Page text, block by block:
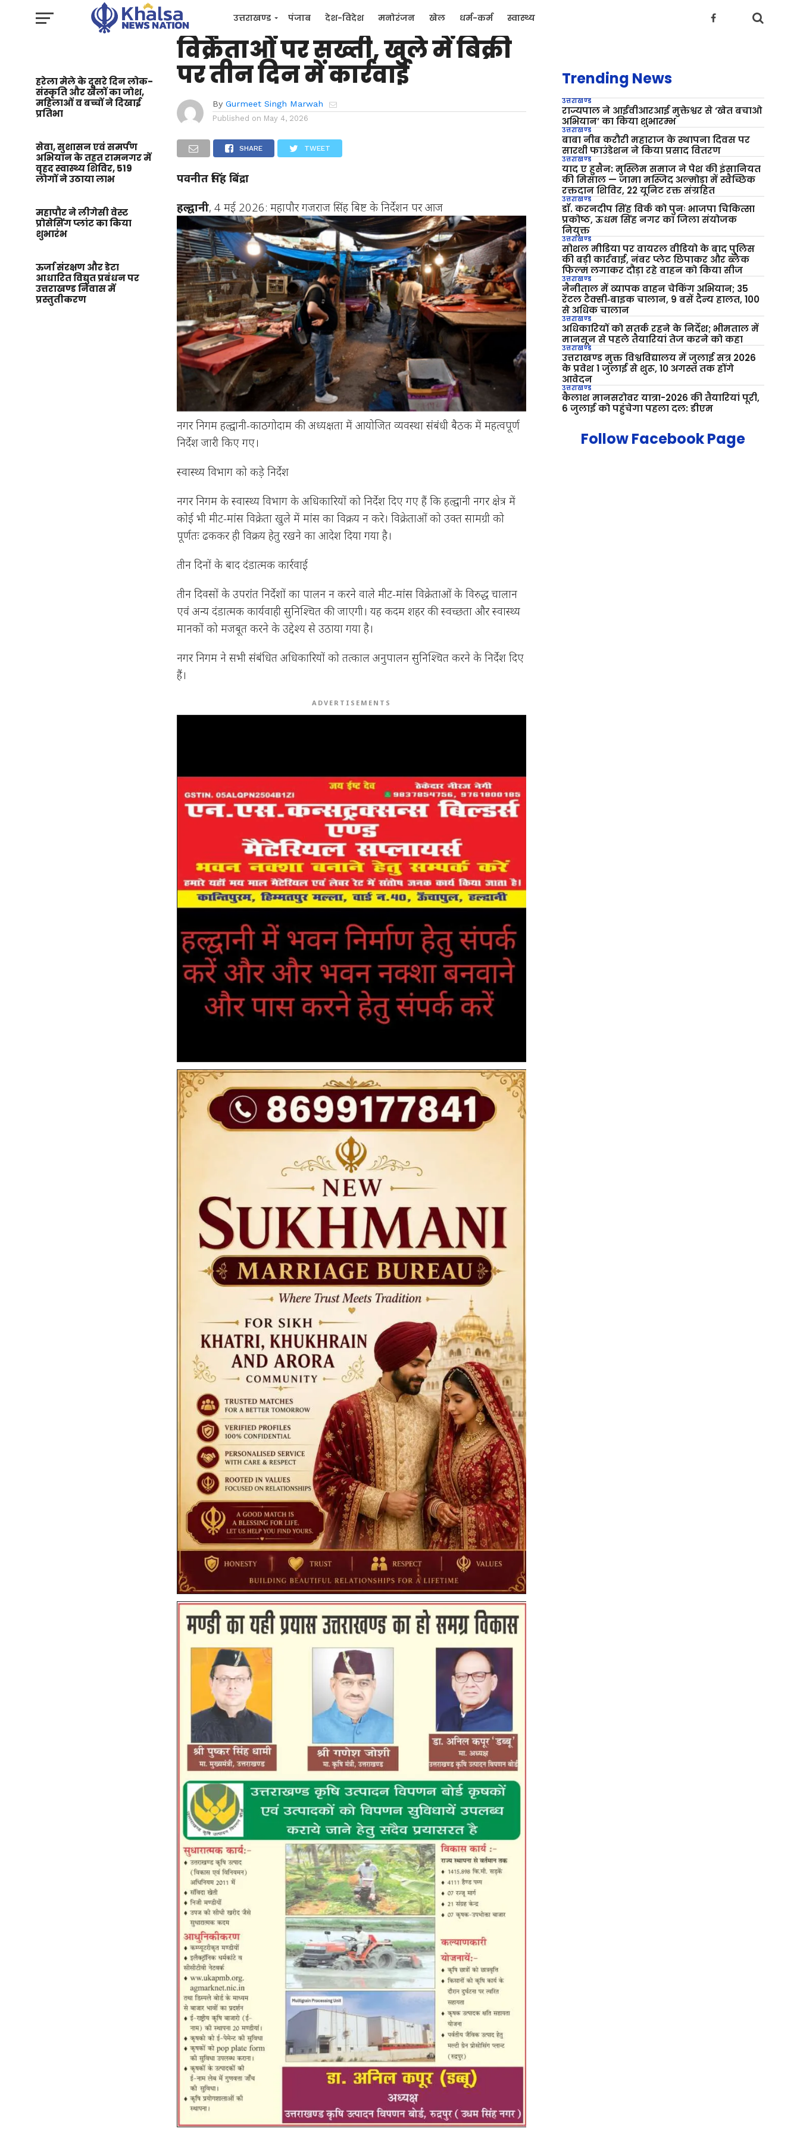
उत्तराखण्ड पंजाब देश-विदेश मनोरंजन खेल धर्म-कर्म स्वास्थ्य
प्रशासनिक जन मुद्दे
हरेला मेले के दूसरे दिन लोक-
संस्कृति और खेलों का जोश,
महिलाओं व बच्चों ने दिखाई
प्रतिभा
सेवा, सुशासन एवं समर्पण
अभियान के तहत रामनगर में
वृहद स्वास्थ्य शिविर, 519
लोगों ने उठाया लाभ
महापौर ने लीगेसी वेस्ट
प्रोसेसिंग प्लांट का किया
शुभारंभ
ऊर्जा संरक्षण और डेटा
आधारित विद्युत प्रबंधन पर
उत्तराखण्ड निवास में
प्रस्तुतीकरण
हल्द्वानी नगर निगम: मीट-मांस
विक्रेताओं पर सख्ती, खुले में बिक्री
पर तीन दिन में कार्रवाई
By Gurmeet Singh Marwah
Published on May 4, 2026
SHARE TWEET
पवनीत सिंह बिंद्रा
हल्द्वानी, 4 मई 2026: महापौर गजराज सिंह बिष्ट के निर्देशन पर आज
नगर निगम हल्द्वानी-काठगोदाम की अध्यक्षता में आयोजित व्यवस्था संबंधी बैठक में महत्वपूर्ण
निर्देश जारी किए गए।
स्वास्थ्य विभाग को कड़े निर्देश
नगर निगम के स्वास्थ्य विभाग के अधिकारियों को निर्देश दिए गए हैं कि हल्द्वानी नगर क्षेत्र में
कोई भी मीट-मांस विक्रेता खुले में मांस का विक्रय न करे। विक्रेताओं को उक्त सामग्री को
पूर्णतः ढककर ही विक्रय हेतु रखने का आदेश दिया गया है।
तीन दिनों के बाद दंडात्मक कार्रवाई
तीन दिवसों के उपरांत निर्देशों का पालन न करने वाले मीट-मांस विक्रेताओं के विरुद्ध चालान
एवं अन्य दंडात्मक कार्यवाही सुनिश्चित की जाएगी। यह कदम शहर की स्वच्छता और स्वास्थ्य
मानकों को मजबूत करने के उद्देश्य से उठाया गया है।
नगर निगम ने सभी संबंधित अधिकारियों को तत्काल अनुपालन सुनिश्चित करने के निर्देश दिए
हैं।
ADVERTISEMENTS
Trending News
उत्तराखण्ड
राज्यपाल ने आईवीआरआई मुक्तेश्वर से ‘खेत बचाओ
अभियान’ का किया शुभारम्भ
उत्तराखण्ड
बाबा नीब करौरी महाराज के स्थापना दिवस पर
सारथी फाउंडेशन ने किया प्रसाद वितरण
उत्तराखण्ड
याद ए हुसैन: मुस्लिम समाज ने पेश की इंसानियत
की मिसाल — जामा मस्जिद अल्मोड़ा में स्वैच्छिक
रक्तदान शिविर, 22 यूनिट रक्त संग्रहित
उत्तराखण्ड
डॉ. करनदीप सिंह विर्क को पुनः भाजपा चिकित्सा
प्रकोष्ठ, ऊधम सिंह नगर का जिला संयोजक
नियुक्त
उत्तराखण्ड
सोशल मीडिया पर वायरल वीडियो के बाद पुलिस
की बड़ी कार्रवाई, नंबर प्लेट छिपाकर और ब्लैक
फिल्म लगाकर दौड़ा रहे वाहन को किया सीज
उत्तराखण्ड
नैनीताल में व्यापक वाहन चेकिंग अभियान; 35
रेंटल टैक्सी‑बाइक चालान, 9 बसें दैन्य हालत, 100
से अधिक चालान
उत्तराखण्ड
अधिकारियों को सतर्क रहने के निर्देश; भीमताल में
मानसून से पहले तैयारियां तेज करने को कहा
उत्तराखण्ड
उत्तराखण्ड मुक्त विश्वविद्यालय में जुलाई सत्र 2026
के प्रवेश 1 जुलाई से शुरू, 10 अगस्त तक होंगे
आवेदन
उत्तराखण्ड
कैलाश मानसरोवर यात्रा-2026 की तैयारियां पूरी,
6 जुलाई को पहुंचेगा पहला दल: डीएम
Follow Facebook Page